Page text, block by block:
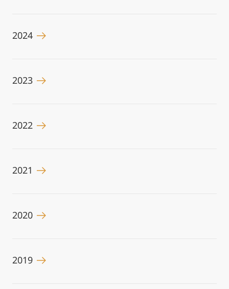
2024
2023
2022
2021
2020
2019